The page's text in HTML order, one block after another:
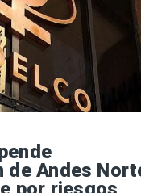
de Andes